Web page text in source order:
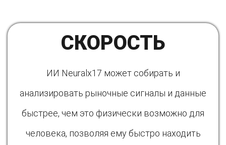
СКОРОСТЬ
ИИ Neuralx17 может собирать и
анализировать рыночные сигналы и данные
быстрее, чем это физически возможно для
человека, позволяя ему быстро находить